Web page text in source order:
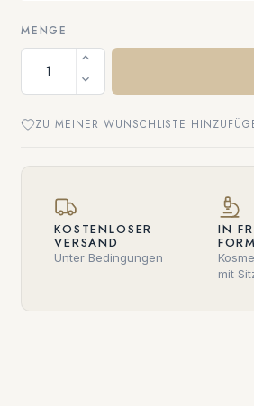
MENGE
ZU MEINER WUNSCHLISTE
KOSTENLOSER
VERSAND
Unter Bedingungen
IN
mit